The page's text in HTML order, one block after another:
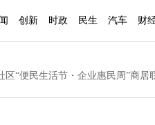
创新 时政 民生 汽车 财
区“便民生活节・企业惠民周”商居